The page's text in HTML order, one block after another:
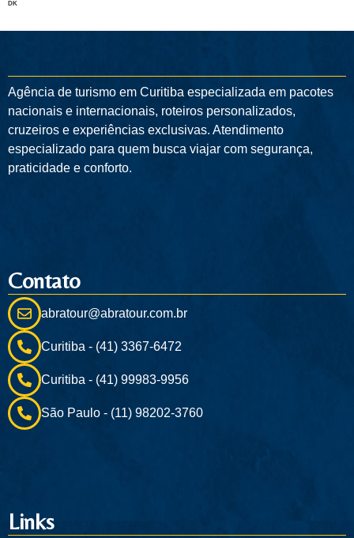
DK
Agência de turismo em Curitiba especializada em pacotes
nacionais e internacionais, roteiros personalizados,
cruzeiros e experiências exclusivas. Atendimento
especializado para quem busca viajar com segurança,
praticidade e conforto.
Contato
abratour@abratour.com.br
Curitiba - (41) 3367-6472
Curitiba - (41) 99983-9956
São Paulo - (11) 98202-3760
Links